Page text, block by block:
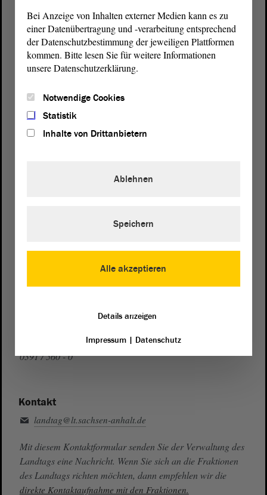
Postanschrift
Domplatz 6–9
Zentrale:
0391 / 560 - 0
0391 / 560 - 1123
0391 / 560 - 0
Kontakt
landtag@lt.sachsen-anhalt.de
Mit diesem Kontaktformular senden Sie der Verwaltung des
Landtags eine Nachricht. Wenn Sie sich an die Fraktionen
des Landtags richten möchten, dann empfehlen wir die
direkte Kontaktaufnahme mit den Fraktionen.
Bei Anzeige von Inhalten externer Medien kann es zu
einer Datenübertragung und -verarbeitung entsprechend
der Datenschutzbestimmung der jeweiligen Plattformen
kommen. Bitte lesen Sie für weitere Informationen
unsere Datenschutzerklärung.
Notwendige Cookies
Statistik
Inhalte von Drittanbietern
Alle akzeptieren
Ablehnen
Speichern
Details anzeigen
Impressum| Datenschutz